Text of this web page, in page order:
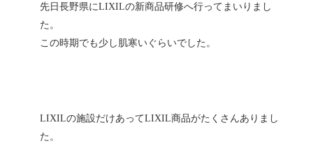
先日長野県にLIXILの新商品研修へ行ってまいりまし
た。
この時期でも少し肌寒いぐらいでした。
LIXILの施設だけあってLIXIL商品がたくさんありまし
た。